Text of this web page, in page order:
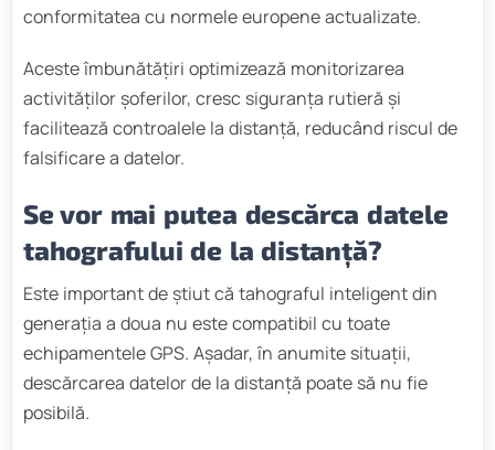
conformitatea cu normele europene actualizate.
Aceste îmbunătățiri optimizează monitorizarea
activităților șoferilor, cresc siguranța rutieră și
facilitează controalele la distanță, reducând riscul de
falsificare a datelor.
Se vor mai putea descărca datele
tahografului de la distanță?
Este important de știut că tahograful inteligent din
generația a doua nu este compatibil cu toate
echipamentele GPS. Așadar, în anumite situații,
descărcarea datelor de la distanță poate să nu fie
posibilă.